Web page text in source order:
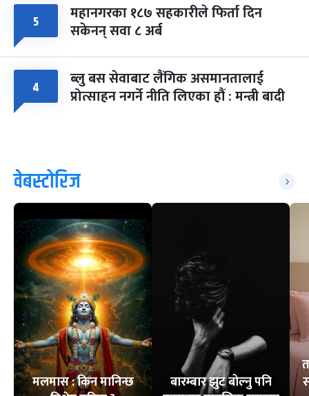
५ महानगरका १८७ सहकारीले फिर्ता दिन
सकेनन् सवा ८ अर्ब
४ ब्लु बस सेवाबाट लैंगिक असमानतालाई
प्रोत्साहन नगर्ने नीति लिएका हौं : मन्त्री बादी
वेबस्टोरिज
मलमास : किन मानिन्छ
बारम्बार झुट बोल्नु पनि